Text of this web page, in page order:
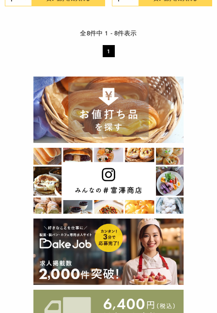
全8件中 1 - 8件表示
1